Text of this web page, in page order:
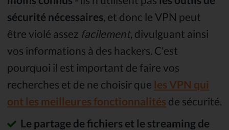
sécurité nécessaires , et donc le VPN peut
être violé assez facilement, divulguant ainsi
vos informations à des hackers. C'est
pourquoi il est important de faire vos
recherches et de ne choisir que les VPN qui
ont les meilleures fonctionnalités de sécurité.
Le partage de fichiers et le streaming de